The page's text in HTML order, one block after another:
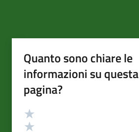
Quanto sono chiare le
informazioni su questa
pagina?
Valutazione